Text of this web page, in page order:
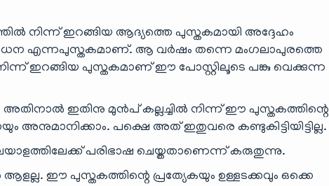
നിന്ന് ഇറങ്ങിയ ആദ്യത്തെ പുസ്തകമായി അദ്ദേഹം
എന്നപുസ്തകമാണ്. ആ വർഷം തന്നെ മംഗലാപുരത്തെ
ഇറങ്ങിയ പുസ്തകമാണ് ഈ പോസ്റ്റിലൂടെ പങ്കു വെക്കുന്ന
ഇതിനു മുൻപ് കല്ലച്ചിൽ നിന്ന് ഈ പുസ്തകത്തിന്റെ
അനുമാനിക്കാം. പക്ഷെ അത് ഇതുവരെ കണ്ടുകിട്ടിയിട്ടില്ല.
പരിഭാഷ ചെയ്തതാണെന്ന് കരുതുന്നു.
ഈ പുസ്തകത്തിന്റെ പ്രത്യേകയും ഉള്ളടക്കവും ഒക്കെ